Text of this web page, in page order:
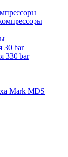
30 bar
330 bar
Mark MDS